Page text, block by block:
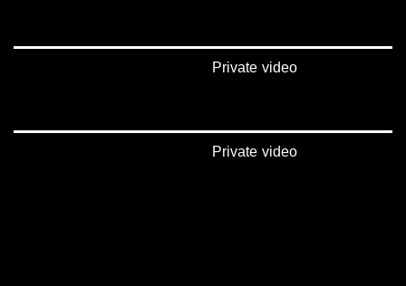
Private video
Private video